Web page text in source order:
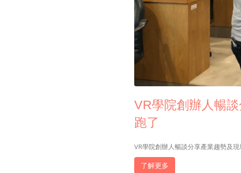
VR學院創辦人暢
跑了
VR學院創辦人暢談分享產業趨勢及
了解更多